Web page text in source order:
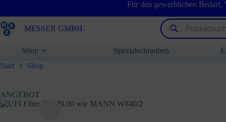
springen
Für den gewerblichen
MESSER GMBH
Products
search
Shop Spezialschrauben
Start
Shop
ANGEBOT